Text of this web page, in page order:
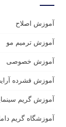
آموزش اصلاح
آموزش ترمیم مو
آموزش خصوصی
آموزش فشرده
آموزش گریم
آموزشگاه گریم